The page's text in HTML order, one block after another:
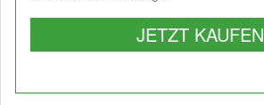
JETZT KAUFEN